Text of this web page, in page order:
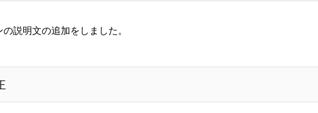
の説明文の追加をしました。